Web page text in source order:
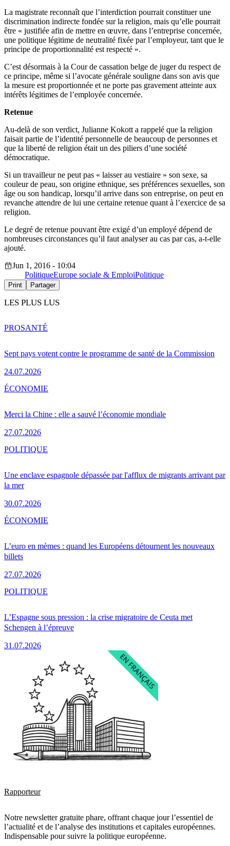
La magistrate reconnaît que l’interdiction pourrait constituer une
discrimination indirecte fondée sur la religion, mais qu’elle pourrait
être « justifiée afin de mettre en œuvre, dans l’entreprise concernée,
une politique légitime de neutralité fixée par l’employeur, tant que le
principe de proportionnalité est respecté ».
C’est désormais à la Cour de cassation belge de juger du respect de
ce principe, même si l’avocate générale souligne dans son avis que
la mesure est proportionnée et ne porte pas gravement atteinte aux
intérêts légitimes de l’employée concernée.
Retenue
Au-delà de son verdict, Julianne Kokott a rappelé que la religion
faisait partie de l’identité personnelle de beaucoup de personnes et
que la liberté de religion était un des piliers d’une société
démocratique.
Si un travailleur ne peut pas « laisser au vestiaire » son sexe, sa
couleur de peau, son origine ethnique, ses préférences sexuelles, son
âge ou son handicap, lorsqu’il arrive dans son entreprise, on peut en
revanche attendre de lui une certaine retenue quant à l’exercice de sa
religion.
Le degré de retenue pouvant être exigé d’un employé dépend de
nombreuses circonstances qu’il faut analyser au cas par cas, a-t-elle
ajouté.
Jun 1, 2016 - 10:04
PolitiqueEurope sociale & EmploiPolitique
Print Partager
LES PLUS LUS
Sept pays votent contre le programme de santé de la Commission
24.07.2026
PROSANTÉ
Merci la Chine : elle a sauvé l’économie mondiale
27.07.2026
ÉCONOMIE
Une enclave espagnole dépassée par l'afflux de migrants arrivant par
la mer
30.07.2026
POLITIQUE
L’euro en mèmes : quand les Européens détournent les nouveaux
billets
27.07.2026
ÉCONOMIE
L’Espagne sous pression : la crise migratoire de Ceuta met
Schengen à l’épreuve
31.07.2026
POLITIQUE
Rapporteur
Notre newsletter gratuite phare, offrant chaque jour l’essentiel de
l’actualité et de l’analyse des institutions et capitales européennes.
Indispensable pour suivre la politique européenne.